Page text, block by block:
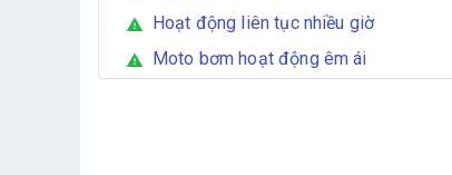
warning Hoạt động liên tục nhiều giờ
warning Moto bơm hoạt động êm ái